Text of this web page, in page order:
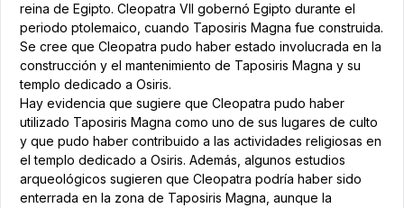
reina de Egipto. Cleopatra VII gobernó Egipto durante el
periodo ptolemaico, cuando Taposiris Magna fue construida.
Se cree que Cleopatra pudo haber estado involucrada en la
construcción y el mantenimiento de Taposiris Magna y su
templo dedicado a Osiris.
Hay evidencia que sugiere que Cleopatra pudo haber
utilizado Taposiris Magna como uno de sus lugares de culto
y que pudo haber contribuido a las actividades religiosas en
el templo dedicado a Osiris. Además, algunos estudios
arqueológicos sugieren que Cleopatra podría haber sido
enterrada en la zona de Taposiris Magna, aunque la